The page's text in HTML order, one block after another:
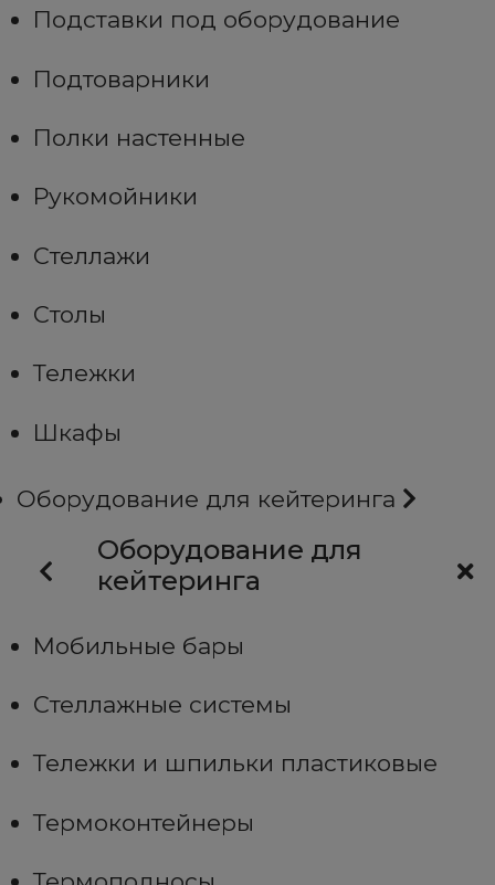
Подставки под оборудование
Подтоварники
Полки настенные
Рукомойники
Стеллажи
Столы
Тележки
Шкафы
Оборудование для кейтеринга
Оборудование для
кейтеринга
Мобильные бары
Стеллажные системы
Тележки и шпильки пластиковые
Термоконтейнеры